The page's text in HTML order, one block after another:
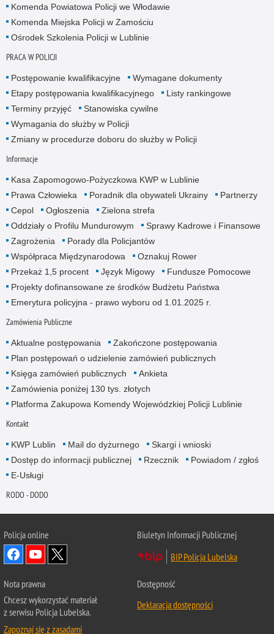
Komenda Powiatowa Policji we Włodawie
Komenda Miejska Policji w Zamościu
Ośrodek Szkolenia Policji w Lublinie
PRACA W POLICJI
Postępowanie kwalifikacyjne
Wymagane dokumenty
Etapy postępowania kwalifikacyjnego
Listy rankingowe
Terminy przyjęć
Stanowiska cywilne
Wymagania do służby w Policji
Zmiany w procedurze doboru do służby w Policji
Informacje
Kasa Zapomogowo-Pożyczkowa KWP w Lublinie
Prawa Człowieka
Poradnik dla obywateli Ukrainy
Partnerzy
Cepol
Ogłoszenia
Zielona strefa
Oddziały o Profilu Mundurowym
Sprawy Kadrowe i Finansowe
Zagrożenia
Porady dla Policjantów
Współpraca Międzynarodowa
Oznakuj Rower
Przekaż 1,5 procent
Język Migowy
Fundusze Pomocowe
Projekty dofinansowane ze środków Budżetu Państwa
Emerytura policyjna - prawo wyboru od 1.01.2025 r.
Zamówienia Publiczne
Aktualne postępowania
Zakończone postępowania
Plan postępowań o udzielenie zamówień publicznych
Księga zamówień publicznych
Ankieta
Zamówienia poniżej 130 tys. złotych
Platforma Zakupowa Komendy Wojewódzkiej Policji Lublinie
Kontakt
KWP Lublin Mail do dyżurnego
Skargi i wnioski
Dostęp do informacji publicznej
Rzecznik
Powiadom / zgłoś
E-Usługi
RODO - DODO
Policja online
Biuletyn Informacji Publicznej
BIP Policja Lubelska
Nota prawna
Chcesz wykorzystać materiał
z serwisu Policja Lubelska.
Zapoznaj się z zasadami
Dostępność
Deklaracja dostępności